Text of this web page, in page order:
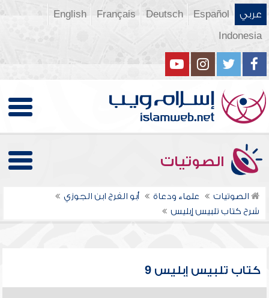
عربي Español
Deutsch
Français
English
Indonesia
الصوتيات
الصوتيات علماء ودعاة
أبو الفرج ابن الجوزي
شرح كتاب تلبيس إبليس
كتاب تلبيس إبليس 9